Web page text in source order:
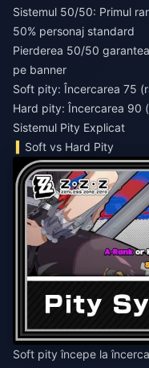
Sistemul 50/50: Primul
50% personaj standard
Pierderea 50/50
pe banner
Soft pity: Încercarea 75
Hard pity: Încercarea 90
Sistemul Pity Explicat
Soft vs Hard Pity
Soft pity începe la